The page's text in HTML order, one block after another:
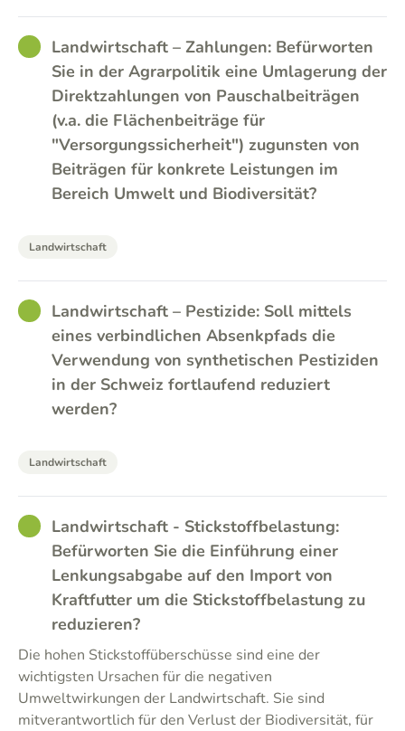
GOODLandwirtschaft – Zahlungen: Befürworten
Sie in der Agrarpolitik eine Umlagerung der
Direktzahlungen von Pauschalbeiträgen
(v.a. die Flächenbeiträge für
"Versorgungssicherheit") zugunsten von
Beiträgen für konkrete Leistungen im
Bereich Umwelt und Biodiversität?
Landwirtschaft
GOODLandwirtschaft – Pestizide: Soll mittels
eines verbindlichen Absenkpfads die
Verwendung von synthetischen Pestiziden
in der Schweiz fortlaufend reduziert
werden?
Landwirtschaft
GOODLandwirtschaft - Stickstoffbelastung:
Befürworten Sie die Einführung einer
Lenkungsabgabe auf den Import von
Kraftfutter um die Stickstoffbelastung zu
reduzieren?
Die hohen Stickstoffüberschüsse sind eine der
wichtigsten Ursachen für die negativen
Umweltwirkungen der Landwirtschaft. Sie sind
mitverantwortlich für den Verlust der Biodiversität, für